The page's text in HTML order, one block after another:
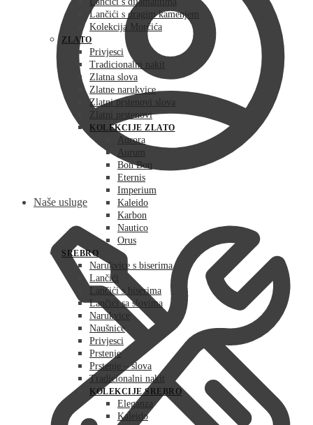
Naše usluge
Lančići s dragim kamenjem
Kolekcija Morčića
ZLATO
Privjesci
Tradicionalni nakit
Zlatna slova
Zlatne narukvice
Zlatni prstenovi slova
Zlatni prstenovi
KOLEKCIJE ZLATO
Aurora
Aurum
Bon Bon
Eternis
Imperium
Kaleido
Karbon
Nautico
Orus
SREBRO
Narukvice s biserima
Lančići
Lančići s biserima
Lančići sa slovima
Narukvice
Naušnice
Privjesci
Prstenje
Prstenje – slova
Tradicionalni nakit
KOLEKCIJE SREBRO
Eleganza
Kaleido